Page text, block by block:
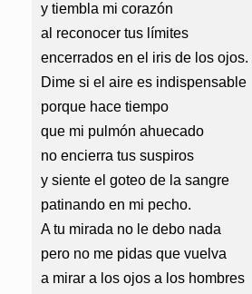
y tiembla mi corazón
al reconocer tus límites
encerrados en el iris de los ojos.
Dime si el aire es indispensable
porque hace tiempo
que mi pulmón ahuecado
no encierra tus suspiros
y siente el goteo de la sangre
patinando en mi pecho.
A tu mirada no le debo nada
pero no me pidas que vuelva
a mirar a los ojos a los hombres